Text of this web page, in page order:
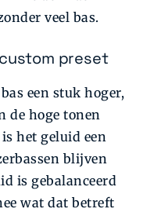
veel bas.
preset
een stuk hoger,
de hoge tonen
het geluid een
blijven
is gebalanceerd
wat dat betre­ft